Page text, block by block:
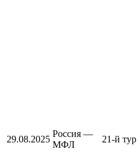
29.08.2025
Россия —
МФЛ
21-й тур